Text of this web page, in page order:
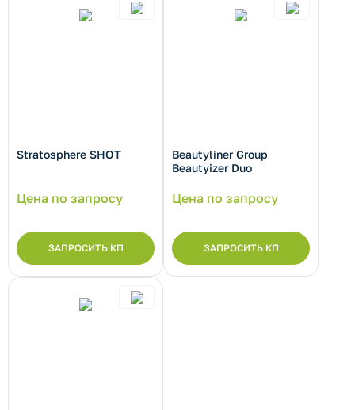
Stratosphere SHOT
Цена по запросу
ЗАПРОСИТЬ КП
Beautyliner Group
Beautyizer Duo
Цена по запросу
ЗАПРОСИТЬ КП